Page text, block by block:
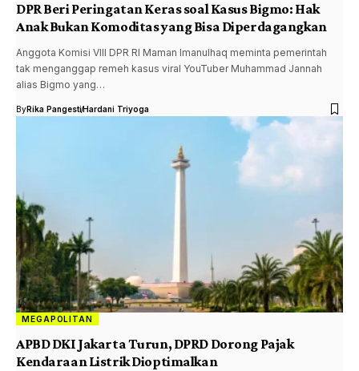
DPR Beri Peringatan Keras soal Kasus Bigmo: Hak
Anak Bukan Komoditas yang Bisa Diperdagangkan
Anggota Komisi VIII DPR RI Maman Imanulhaq meminta pemerintah
tak menganggap remeh kasus viral YouTuber Muhammad Jannah
alias Bigmo yang…
ByRika PangestiHardani Triyoga
MEGAPOLITAN
APBD DKI Jakarta Turun, DPRD Dorong Pajak
Kendaraan Listrik Dioptimalkan